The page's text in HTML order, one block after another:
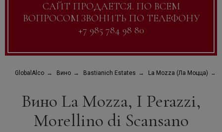
САЙТ ПРОДАЕТСЯ. ПО ВСЕМ
ВОПРОСОМ ЗВОНИТЬ ПО ТЕЛЕФОНУ
+7 985 784 98 80
GlobalAlco Вино Bastianich Estates La Mozza (Ла Моцца)
Вино La Mozza, I Perazzi,
Morellino di Scansano